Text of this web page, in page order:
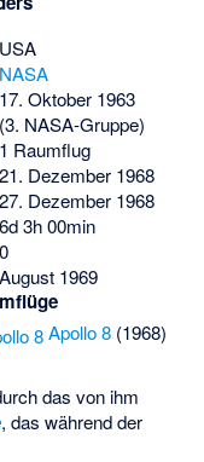
USA
NASA
17. Oktober 1963
(3. NASA-Gruppe)
1 Raumflug
21. Dezember 1968
27. Dezember 1968
6d 3h 00min
0
August 1969
Apollo 8(1968)
das von ihm
, das während der